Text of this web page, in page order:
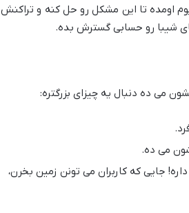
اومده تا این مشکل رو حل کنه و تراکنش
شیبا رو حسابی گسترش بده.
می ده دنبال یه چیزای بزرگتره:
می ده.
جایی که کاربران می تونن زمین بخرن،